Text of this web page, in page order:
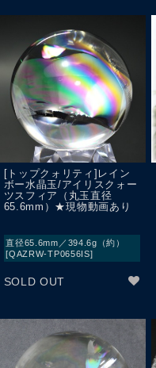
[トップクォリティ]レイン
ボー水晶玉/アイリスクォー
ツスフィア（丸玉直径
65.6mm）★現物動画あり
直径65.6mm／394.6g（約）
[QAZRW-TP0656IS]
SOLD OUT